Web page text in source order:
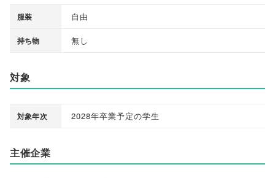
服装 自由
持ち物 無し
対象
対象年次 2028年卒業予定の学生
主催企業